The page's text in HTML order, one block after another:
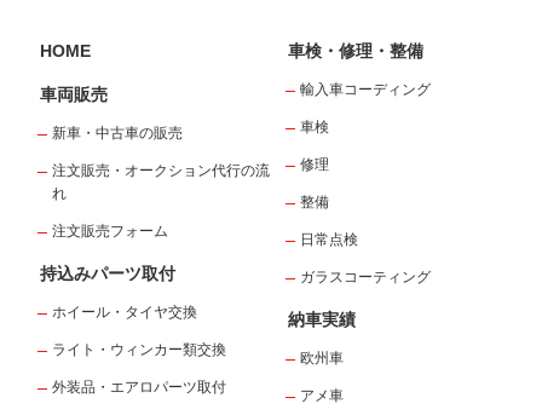
HOME
車両販売
新車・中古車の販売
注文販売・オークション代行の流
れ
注文販売フォーム
持込みパーツ取付
ホイール・タイヤ交換
ライト・ウィンカー類交換
外装品・エアロパーツ取付
車検・修理・整備
輸入車コーディング
車検
修理
整備
日常点検
ガラスコーティング
納車実績
欧州車
アメ車